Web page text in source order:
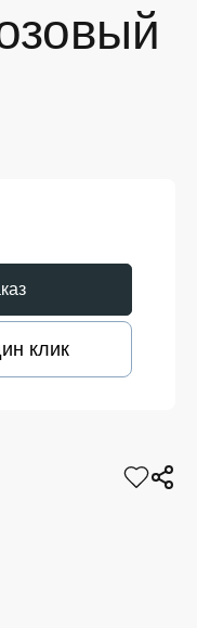
клик